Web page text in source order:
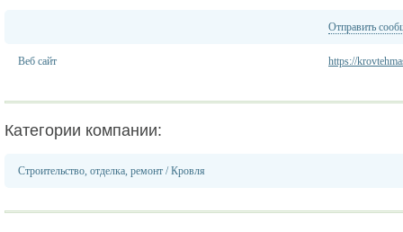
Отправить
Веб сайт https://
Категории компании:
Строительство, отделка, ремонт /Кровля